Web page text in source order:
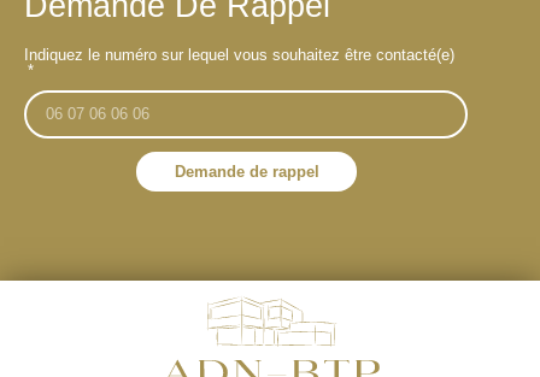
Indiquez le numéro sur lequel vous souhaitez être contacté(e)
Demande de rappel